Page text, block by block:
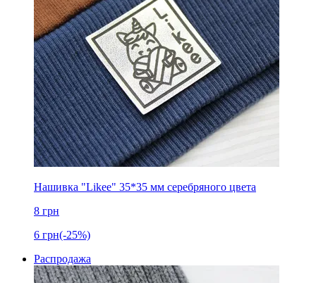
Нашивка "Likee" 35*35 мм серебряного цвета
8 грн
6 грн(-25%)
Распродажа